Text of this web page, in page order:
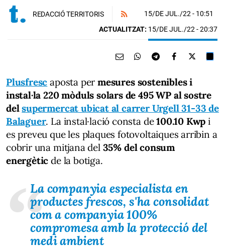
REDACCIÓ TERRITORIS 15/DE JUL./22 - 10:51
ACTUALITZAT: 15/DE JUL./22 - 20:37
Plusfresc aposta permesures sostenibles i
instal·la 220 mòduls solars de 495 WP al sostre
delsupermercat ubicat al carrer Urgell 31-33 de
Balaguer. La instal·lació consta de100.10 Kwp i
es preveu que les plaques fotovoltaiques arribin a
cobrir una mitjana del 35% del consum
energètic de la botiga.
La companyia especialista en
productes frescos, s'ha consolidat
com a companyia 100%
compromesa amb la protecció del
medi ambient